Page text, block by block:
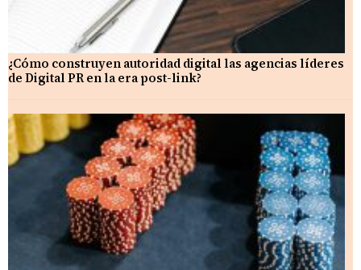
¿Cómo construyen autoridad digital las agencias líderes
de Digital PR en la era post-link?